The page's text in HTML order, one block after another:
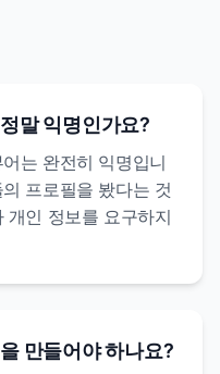
말 익명인가요?
는 완전히 익명입니
프로필을 봤다는 것
개인 정보를 요구하지
만들어야 하나요?